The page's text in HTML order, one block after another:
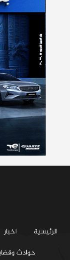
الرئيسية اخبار
حوادث